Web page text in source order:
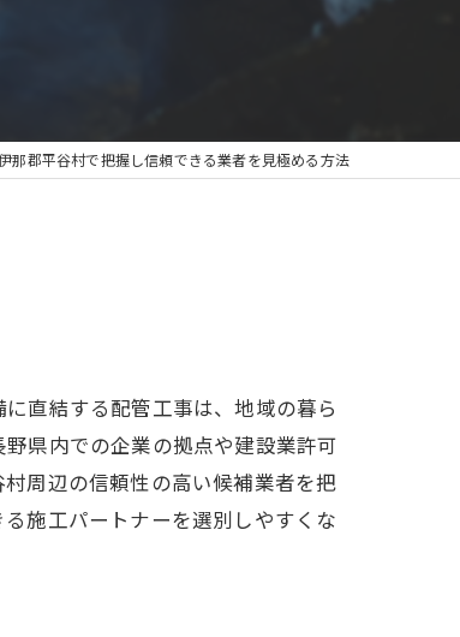
那郡平谷村で把握し信頼できる業者を見極める方法
直結する配管工事は、地域の暮ら
県内での企業の拠点や建設業許可
周辺の信頼性の高い候補業者を把
施工パートナーを選別しやすくな